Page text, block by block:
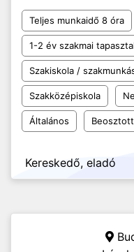
Teljes munkaidő 8 óra
1-2 év szakmai
Szakiskola /
Szakközépiskola
Általános Beosztott
Kereskedő, eladó